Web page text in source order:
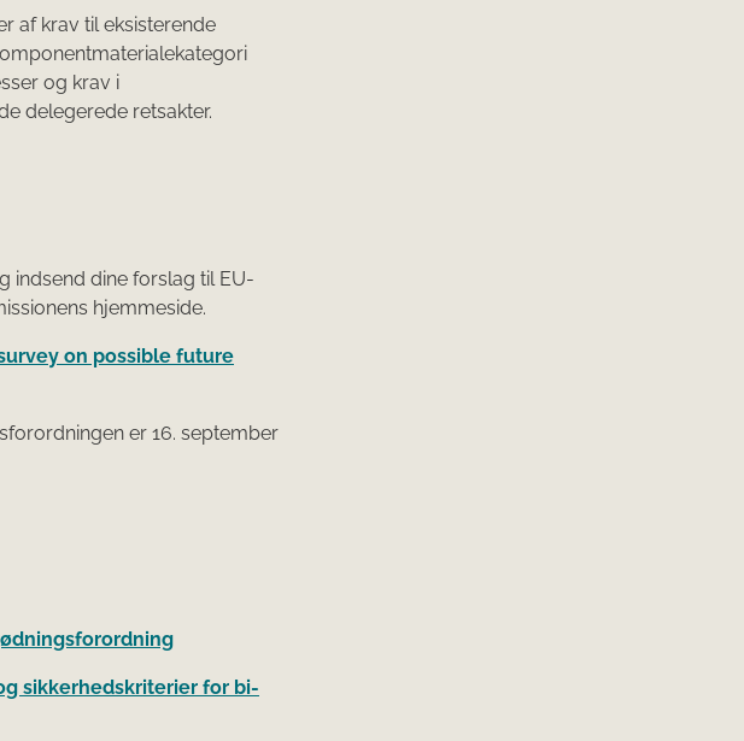
af krav til eksisterende
og krav i
delegerede retsakter.
indsend dine forslag til EU-
hjemmeside.
on possible future
er 16. september
sikkerhedskriterier for bi-